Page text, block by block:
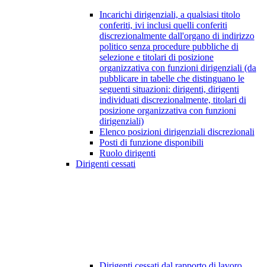
Incarichi dirigenziali, a qualsiasi titolo
conferiti, ivi inclusi quelli conferiti
discrezionalmente dall'organo di indirizzo
politico senza procedure pubbliche di
selezione e titolari di posizione
organizzativa con funzioni dirigenziali (da
pubblicare in tabelle che distinguano le
seguenti situazioni: dirigenti, dirigenti
individuati discrezionalmente, titolari di
posizione organizzativa con funzioni
dirigenziali)
Elenco posizioni dirigenziali discrezionali
Posti di funzione disponibili
Ruolo dirigenti
Dirigenti cessati